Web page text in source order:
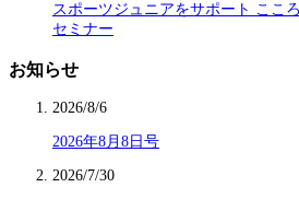
スポーツジュニアをサポート ここ
セミナー
お知らせ
2026/8/6
2026年8月8日号
2026/7/30